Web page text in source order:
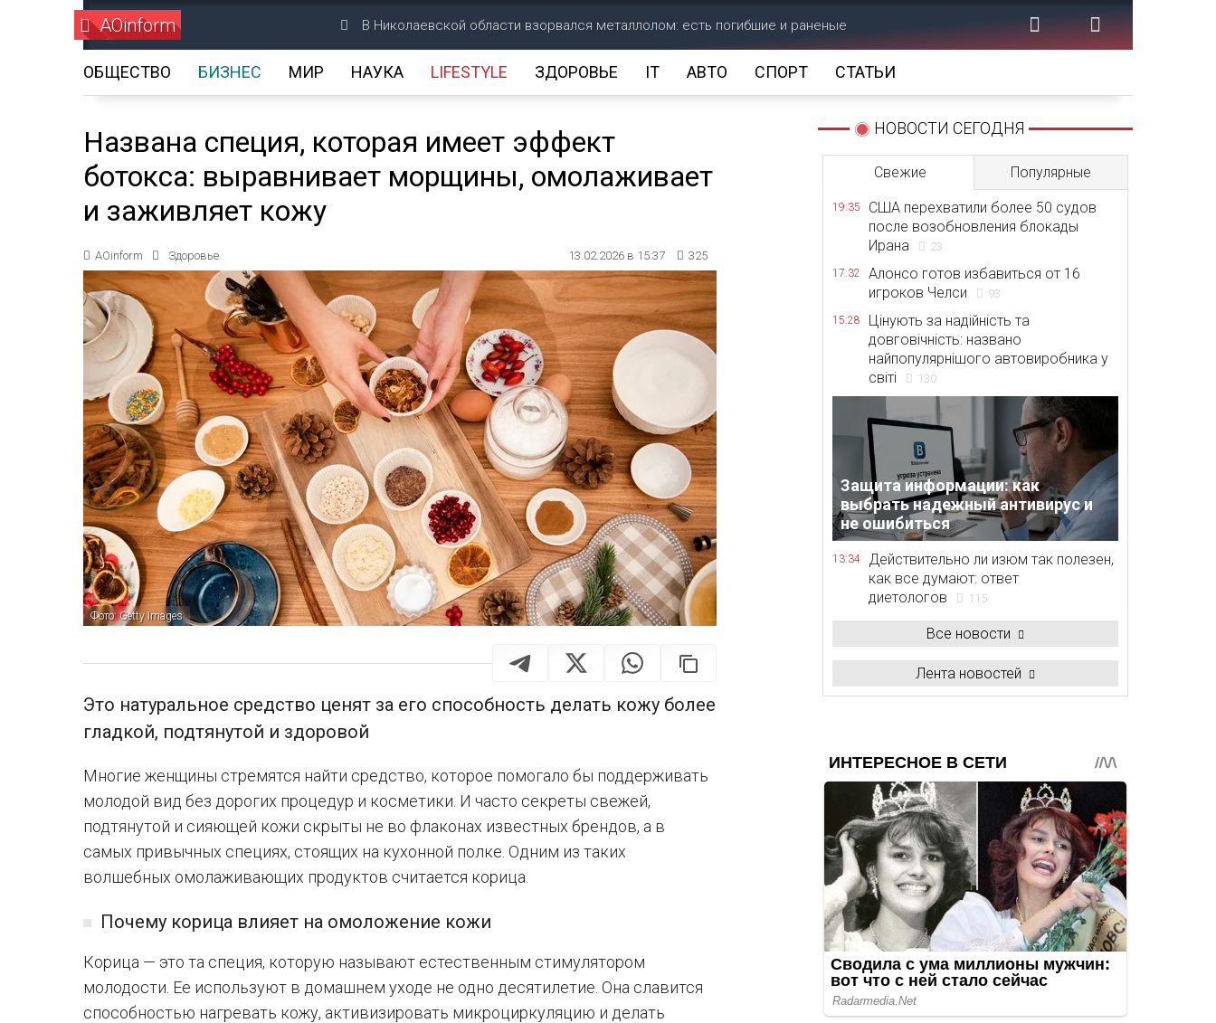
AOinform В Николаевской области взорвался металлолом: есть погибшие и раненые
ОБЩЕСТВО БИЗНЕС МИР НАУКА LIFESTYLE ЗДОРОВЬЕ IT АВТО СПОРТ СТАТЬИ
Названа специя, которая имеет эффект
ботокса: выравнивает морщины, омолаживает
и заживляет кожу
AOinform Здоровье 13.02.2026 в 15:37 325
Фото: Getty Images
Это натуральное средство ценят за его способность делать кожу более
гладкой, подтянутой и здоровой
Многие женщины стремятся найти средство, которое помогало бы поддерживать
молодой вид без дорогих процедур и косметики. И часто секреты свежей,
подтянутой и сияющей кожи скрыты не во флаконах известных брендов, а в
самых привычных специях, стоящих на кухонной полке. Одним из таких
волшебных омолаживающих продуктов считается корица.
Почему корица влияет на омоложение кожи
Корица — это та специя, которую называют естественным стимулятором
молодости. Ее используют в домашнем уходе не одно десятилетие. Она славится
способностью нагревать кожу, активизировать микроциркуляцию и делать
НОВОСТИ СЕГОДНЯ
Свежие Популярные
19:35
США перехватили более 50 судов
после возобновления блокады
Ирана
23
17:32
Алонсо готов избавиться от 16
игроков Челси
93
15:28
Цінують за надійність та
довговічність: названо
найпопулярнішого автовиробника у
світі
130
Защита информации: как
выбрать надежный антивирус и
не ошибиться
13:34
Действительно ли изюм так полезен,
как все думают: ответ
диетологов
115
Все новости
Лента новостей